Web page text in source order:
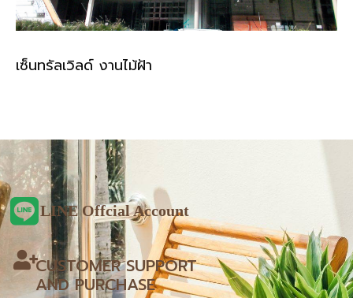
เซ็นทรัลเวิลด์ งานไม้ฝ้า
LINE Offcial Account
CUSTOMER SUPPORT
AND PURCHASE